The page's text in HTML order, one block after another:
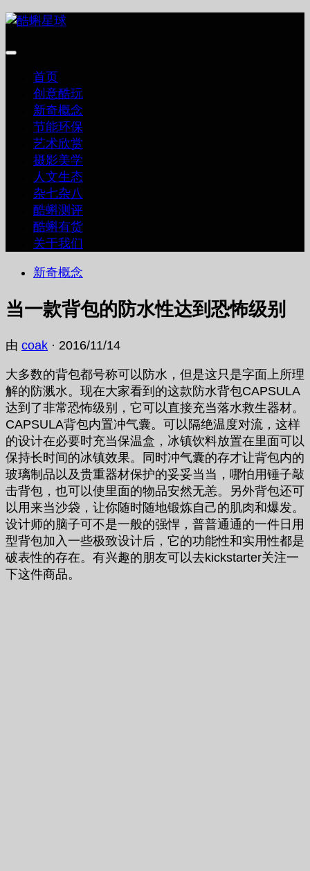
跳
内
首页
创意酷玩
新奇概念
节能环保
艺术欣赏
摄影美学
人文生态
杂七杂八
酷蝌测评
酷蝌有货
关于我们
新奇概念
当一款背包的防水性达到恐怖级别
由 coak · 2016/11/14
大多数的背包都号称可以防水，但是这只是字面上所理
解的防溅水。现在大家看到的这款防水背包CAPSULA
达到了非常恐怖级别，它可以直接充当落水救生器材。
CAPSULA背包内置冲气囊。可以隔绝温度对流，这样
的设计在必要时充当保温盒，冰镇饮料放置在里面可以
保持长时间的冰镇效果。同时冲气囊的存才让背包内的
玻璃制品以及贵重器材保护的妥妥当当，哪怕用锤子敲
击背包，也可以使里面的物品安然无恙。另外背包还可
以用来当沙袋，让你随时随地锻炼自己的肌肉和爆发。
设计师的脑子可不是一般的强悍，普普通通的一件日用
型背包加入一些极致设计后，它的功能性和实用性都是
破表性的存在。有兴趣的朋友可以去kickstarter关注一
下这件商品。